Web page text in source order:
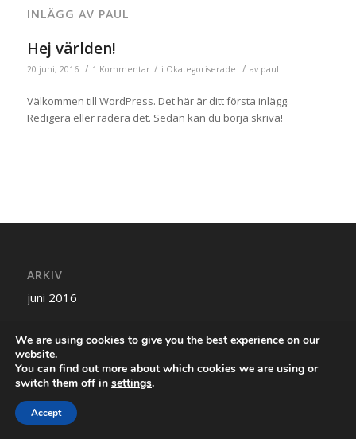
INLÄGG AV PAUL
Hej världen!
20 juni, 2016 / 1 Kommentar / i Okategoriserade / av paul
Välkommen till WordPress. Det här är ditt första inlägg.
Redigera eller radera det. Sedan kan du börja skriva!
ARKIV
juni 2016
© Copyright - Rådesigns Webbyrå AB
We are using cookies to give you the best experience on our
website.
You can find out more about which cookies we are using or
switch them off in settings.
Accept